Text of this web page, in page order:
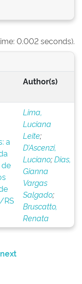
0.002 seconds).
Author(s)
a
RS
Lima,
Luciana
Leite;
D’Ascenzi,
Luciano;Dias,
Gianna
Vargas
Salgado;
Bruscatto,
Renata
next